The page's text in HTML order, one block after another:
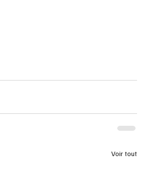
Voir tout